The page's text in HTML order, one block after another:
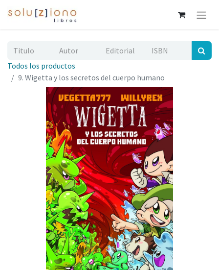
Todos los productos
9. Wigetta y los secretos del cuerpo humano